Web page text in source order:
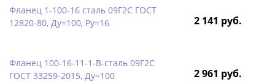
Фланец 1-100-16 сталь 09Г2С ГОСТ
12820-80, Ду=100, Ру=16
2 141 руб.
Фланец 100-16-11-1-B-сталь 09Г2С
ГОСТ 33259-2015, Ду=100
2 961 руб.